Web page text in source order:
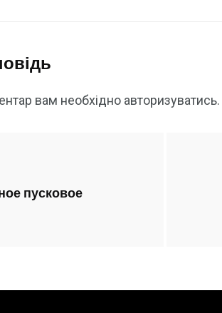
вам необхідно авторизуватись.
пусковое